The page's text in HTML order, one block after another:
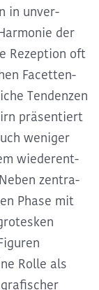
in unver­
der
Rezep­tion oft
Facet­ten­
Tenden­zen
präsen­tiert
weni­ger
wieder­ent­
zentra­
Phase mit
Rolle als